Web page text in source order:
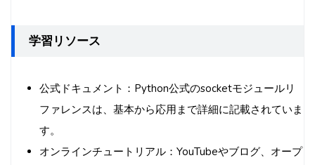
学習リソース
公式ドキュメント：Python公式のsocketモジュールリ
ファレンスは、基本から応用まで詳細に記載されていま
す。
オンラインチュートリアル：YouTubeやブログ、オープ